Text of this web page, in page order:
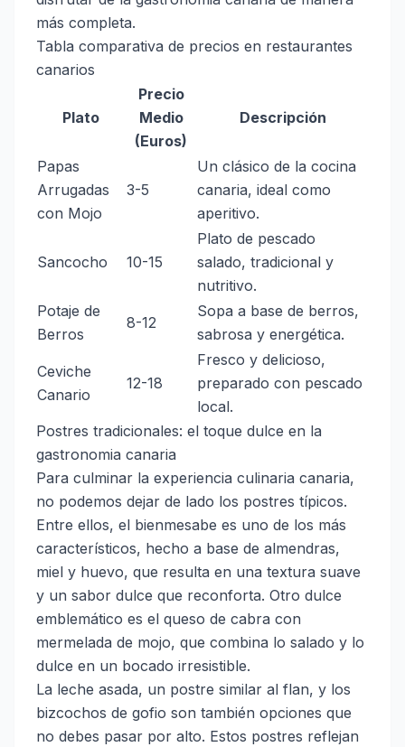
más completa.
Tabla comparativa de precios en restaurantes
canarios
Plato
Precio
Medio
(Euros)
Descripción
Papas
Arrugadas
con Mojo
3-5
Un clásico de la cocina
canaria, ideal como
aperitivo.
Sancocho 10-15
Plato de pescado
salado, tradicional y
nutritivo.
Potaje de
Berros
8-12
Sopa a base de berros,
sabrosa y energética.
Ceviche
Canario
12-18
Fresco y delicioso,
preparado con pescado
local.
Postres tradicionales: el toque dulce en la
gastronomia canaria
Para culminar la experiencia culinaria canaria,
no podemos dejar de lado los postres típicos.
Entre ellos, el bienmesabe es uno de los más
característicos, hecho a base de almendras,
miel y huevo, que resulta en una textura suave
y un sabor dulce que reconforta. Otro dulce
emblemático es el queso de cabra con
mermelada de mojo, que combina lo salado y lo
dulce en un bocado irresistible.
La leche asada, un postre similar al flan, y los
bizcochos de gofio son también opciones que
no debes pasar por alto. Estos postres reflejan